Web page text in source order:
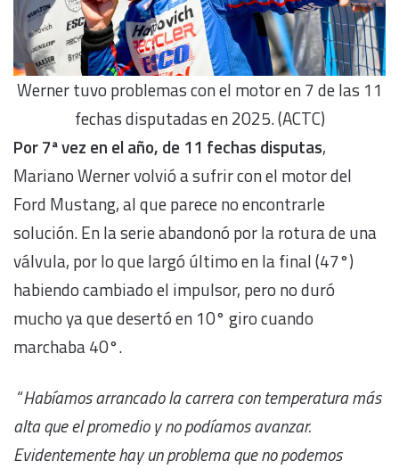
Werner tuvo problemas con el motor en 7 de las 11
fechas disputadas en 2025. (ACTC)
Por 7ª vez en el año, de 11 fechas disputas,
Mariano Werner volvió a sufrir con el motor del
Ford Mustang, al que parece no encontrarle
solución. En la serie abandonó por la rotura de una
válvula, por lo que largó último en la final (47°)
habiendo cambiado el impulsor, pero no duró
mucho ya que desertó en 10° giro cuando
marchaba 40°.
“Habíamos arrancado la carrera con temperatura más
alta que el promedio y no podíamos avanzar.
Evidentemente hay un problema que no podemos